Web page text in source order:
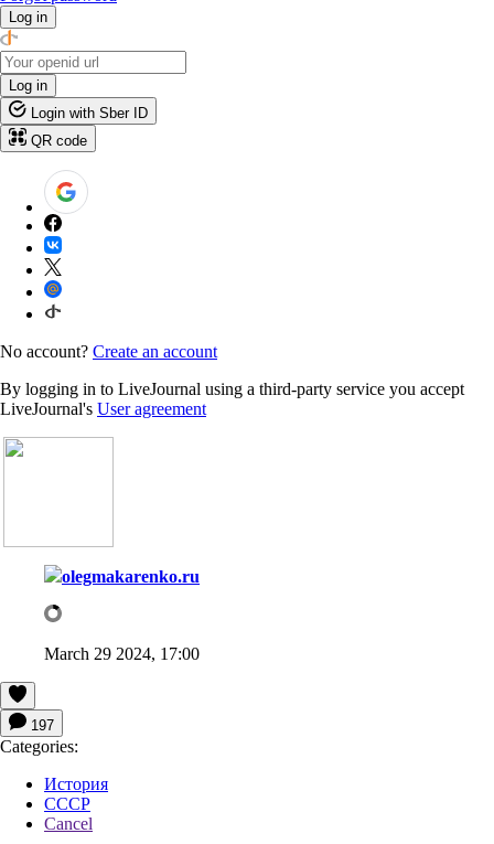
Log in
Log in
Login with Sber ID
QR code
No account? Create an account
By logging in to LiveJournal using a third-party service you accept
LiveJournal's User agreement
olegmakarenko.ru
March 29 2024, 17:00
197
Categories:
История
СССР
Cancel